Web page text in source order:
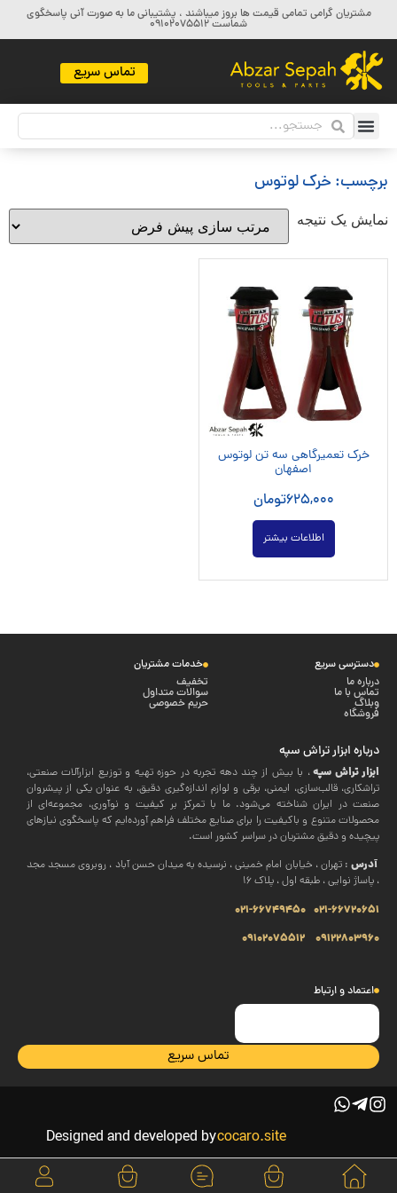
مشتریان گرامی تمامی قیمت ها بروز میباشند ، پشتیبانی ما به صورت آنی پاسخگوی
شماست 09102075512
تماس سریع
برچسب: خرک لوتوس
نمایش یک نتیجه
خرک تعمیرگاهی سه تن لوتوس
اصفهان
625,000تومان
اطلاعات بیشتر
دسترسی سریع
درباره ما
تماس با ما
وبلاگ
فروشگاه
خدمات مشتریان
تخفیف
سوالات متداول
حریم خصوصی
درباره ابزار تراش سپه
ابزار تراش سپه، با بیش از چند دهه تجربه در حوزه تهیه و توزیع ابزارآلات صنعتی،
تراشکاری، قالب‌سازی، ایمنی، برقی و لوازم اندازه‌گیری دقیق، به عنوان یکی از پیشروان
صنعت در ایران شناخته می‌شود. ما با تمرکز بر کیفیت و نوآوری، مجموعه‌ای از
محصولات متنوع و باکیفیت را برای صنایع مختلف فراهم آورده‌ایم که پاسخگوی نیازهای
پیچیده و دقیق مشتریان در سراسر کشور است.
آدرس : تهران ، خیابان امام خمینی ، نرسیده به میدان حسن آباد ، روبروی مسجد مجد
، پاساژ نوایی ، طبقه اول ، پلاک 16
021-66720651
021-66749450
09122803960
09102075512
اعتماد و ارتباط
تماس سریع
Designed and developed bycocaro.site